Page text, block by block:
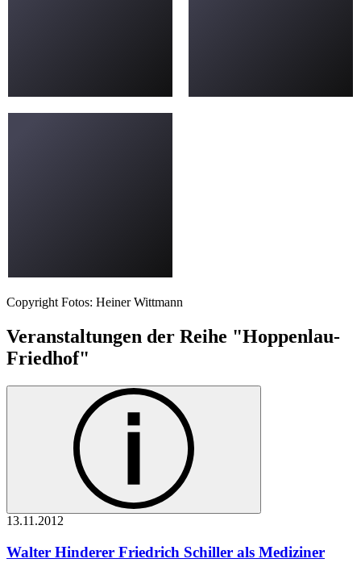
Copyright Fotos: Heiner Wittmann
Veranstaltungen der Reihe "Hoppenlau-
Friedhof"
13.11.2012
Walter Hinderer Friedrich Schiller als Mediziner